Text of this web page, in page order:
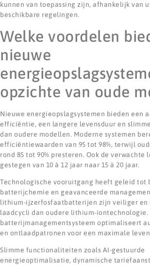
kunnen van toepassing zijn, afhankelijk van
beschikbare regelingen.
Welke voordelen
nieuwe
opzichte van oude
Nieuwe energieopslagsystemen bieden een
efficiëntie, een langere levensduur en
dan oudere modellen. Moderne systemen
efficiëntiewaarden van 95 tot 98%, terwijl
rond 85 tot 90% presteren. Ook de verwachte
gestegen van 10 à 12 jaar naar 15 à 20 jaar.
Technologische vooruitgang heeft geleid tot
batterijchemie en geavanceerde
lithium-ijzerfosfaatbatterijen zijn veiliger en
laadcycli dan oudere lithium-iontechnologie.
batterijmanagementsysteem optimaliseert
en ontlaadpatronen voor een maximale
Slimme functionaliteiten zoals AI-gestuurde
energieoptimalisatie, dynamische